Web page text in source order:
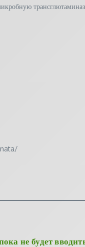
не будет